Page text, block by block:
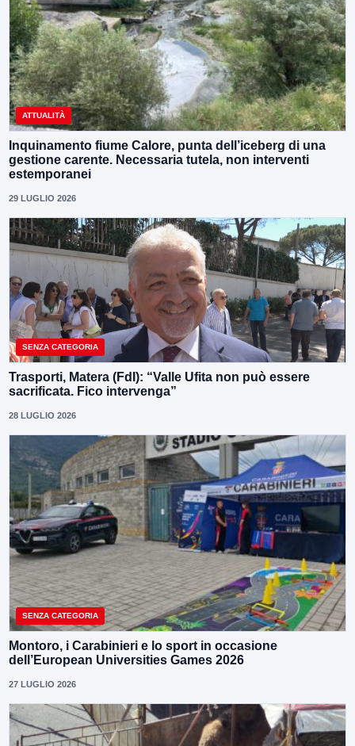
ATTUALITÀ
Inquinamento fiume Calore, punta dell’iceberg di una
gestione carente. Necessaria tutela, non interventi
estemporanei
29 LUGLIO 2026
SENZA CATEGORIA
Trasporti, Matera (FdI): “Valle Ufita non può essere
sacrificata. Fico intervenga”
28 LUGLIO 2026
SENZA CATEGORIA
Montoro, i Carabinieri e lo sport in occasione
dell’European Universities Games 2026
27 LUGLIO 2026